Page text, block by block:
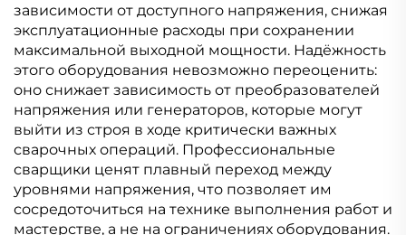
зависимости от доступного напряжения, снижая
эксплуатационные расходы при сохранении
максимальной выходной мощности. Надёжность
этого оборудования невозможно переоценить:
оно снижает зависимость от преобразователей
напряжения или генераторов, которые могут
выйти из строя в ходе критически важных
сварочных операций. Профессиональные
сварщики ценят плавный переход между
уровнями напряжения, что позволяет им
сосредоточиться на технике выполнения работ и
мастерстве, а не на ограничениях оборудования.